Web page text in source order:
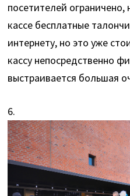
посетителей ограничено,
кассе бесплатные
интернету, но это уже
кассу непосредственно
выстраивается большая
6.